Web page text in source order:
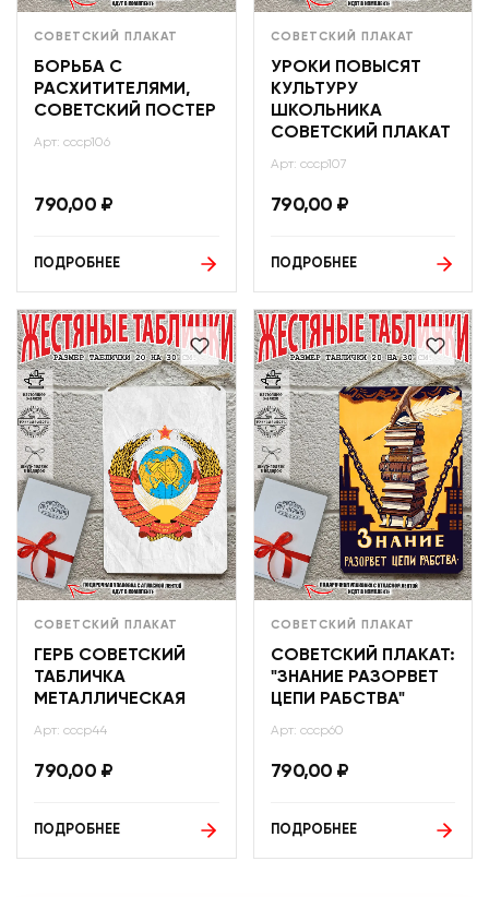
СОВЕТСКИЙ ПЛАКАТ
БОРЬБА С
РАСХИТИТЕЛЯМИ,
СОВЕТСКИЙ ПОСТЕР
Арт: ссср106
790,00 ₽
ПОДРОБНЕЕ
СОВЕТСКИЙ ПЛАКАТ
УРОКИ ПОВЫСЯТ
КУЛЬТУРУ
ШКОЛЬНИКА
СОВЕТСКИЙ ПЛАКАТ
Арт: ссср107
790,00 ₽
ПОДРОБНЕЕ
СОВЕТСКИЙ ПЛАКАТ
ГЕРБ СОВЕТСКИЙ
ТАБЛИЧКА
МЕТАЛЛИЧЕСКАЯ
Арт: ссср44
790,00 ₽
ПОДРОБНЕЕ
СОВЕТСКИЙ ПЛАКАТ
СОВЕТСКИЙ ПЛАКАТ:
"ЗНАНИЕ РАЗОРВЕТ
ЦЕПИ РАБСТВА"
Арт: ссср60
790,00 ₽
ПОДРОБНЕЕ